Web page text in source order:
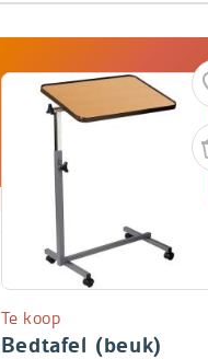
Bedtafel (beuk)
Te koop